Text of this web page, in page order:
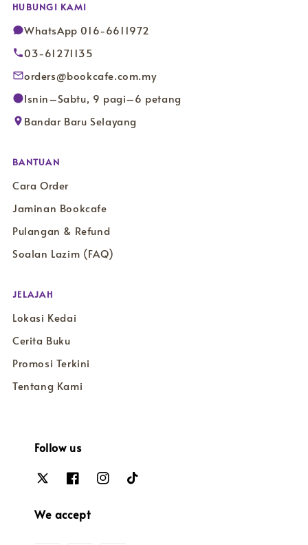
HUBUNGI KAMI
WhatsApp 016-6611972
03-61271135
orders@bookcafe.com.my
Isnin–Sabtu, 9 pagi–6 petang
Bandar Baru Selayang
BANTUAN
Cara Order
Jaminan Bookcafe
Pulangan & Refund
Soalan Lazim (FAQ)
JELAJAH
Lokasi Kedai
Cerita Buku
Promosi Terkini
Tentang Kami
Follow us
We accept